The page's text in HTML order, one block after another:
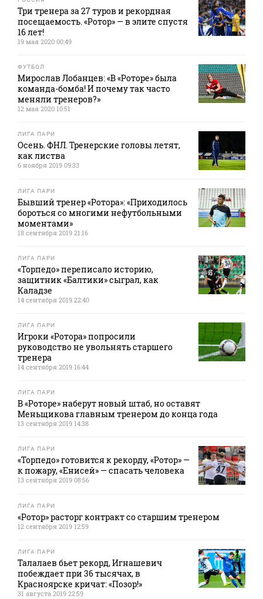
Три тренера за 27 туров и рекордная
посещаемость. «Ротор» — в элите спустя
16 лет!
19 мая 2020 00:49
ФУТБОЛ
Мирослав Лобанцев: «В «Роторе» была
команда-бомба! И почему так часто
меняли тренеров?»
12 мая 2020 10:51
ЛИГА ПАРИ
Осень. ФНЛ. Тренерские головы летят,
как листва
6 ноября 2019 09:33
ЛИГА ПАРИ
Бывший тренер «Ротора»: «Приходилось
бороться со многими нефутбольными
моментами»
18 сентября 2019 21:16
ЛИГА ПАРИ
«Торпедо» переписало историю,
защитник «Балтики» сыграл, как
Каладзе
14 сентября 2019 22:40
ЛИГА ПАРИ
Игроки «Ротора» попросили
руководство не увольнять старшего
тренера
14 сентября 2019 16:44
ЛИГА ПАРИ
В «Роторе» наберут новый штаб, но оставят
Меньщикова главным тренером до конца года
13 сентября 2019 14:38
ЛИГА ПАРИ
«Торпедо» готовится к рекорду, «Ротор» —
к пожару, «Енисей» — спасать человека
13 сентября 2019 08:56
ЛИГА ПАРИ
«Ротор» расторг контракт со старшим тренером
12 сентября 2019 12:59
ЛИГА ПАРИ
Талалаев бьет рекорд, Игнашевич
побеждает при 36 тысячах, в
Красноярске кричат: «Позор!»
31 августа 2019 22:59